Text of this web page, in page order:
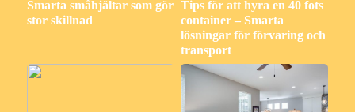
Smarta småhjältar som gör
stor skillnad
Tips för att hyra en 40 fots
container – Smarta
lösningar för förvaring och
transport